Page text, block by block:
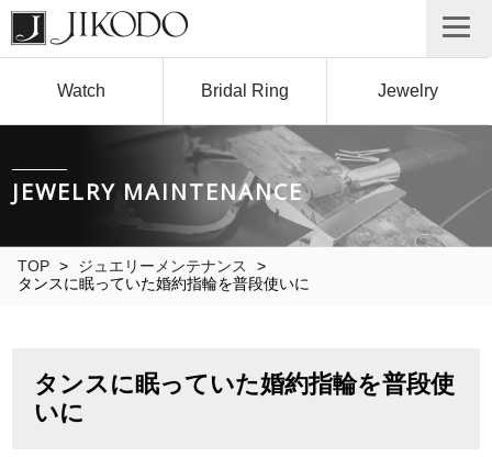
Watch Bridal Ring Jewelry
JEWELRY MAINTENANCE
TOP > ジュエリーメンテナンス
>
タンスに眠っていた婚約指輪を普段使いに
タンスに眠っていた婚約指輪を普段使
いに